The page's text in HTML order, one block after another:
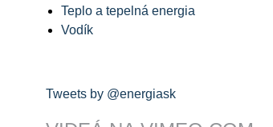
Teplo a tepelná energia
Vodík
Tweets by @energiask